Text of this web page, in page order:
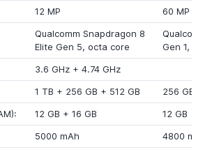
12 MP
60 MP
Qualcomm Snapdragon 8
Elite Gen 5, octa core
Gen 1,
3.6 GHz + 4.74 GHz
1 TB + 256 GB + 512 GB
256 GB
12 GB + 16 GB
12 GB
5000 mAh
4800